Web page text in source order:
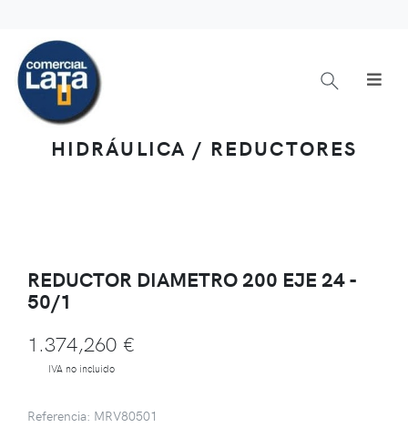
HIDRÁULICA / REDUCTORES
REDUCTOR DIAMETRO 200 EJE 24 -
50/1
1.374,260 €
IVA no incluido
Referencia: MRV80501